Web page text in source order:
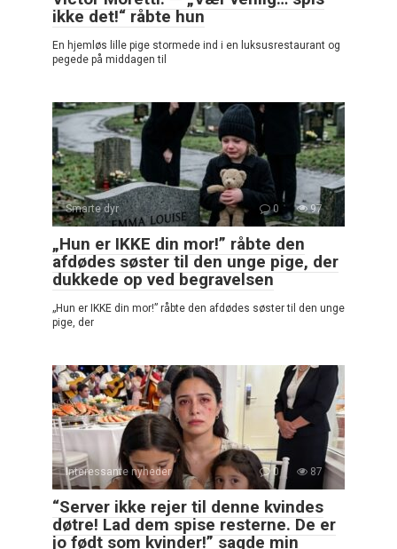
ikke det!“ råbte hun
En hjemløs lille pige stormede ind i en luksusrestaurant og
pegede på middagen til
Smarte dyr 0 97
„Hun er IKKE din mor!” råbte den
afdødes søster til den unge pige, der
dukkede op ved begravelsen
„Hun er IKKE din mor!” råbte den afdødes søster til den unge
pige, der
Interessante nyheder 0 87
“Server ikke rejer til denne kvindes
døtre! Lad dem spise resterne. De er
jo født som kvinder!” sagde min